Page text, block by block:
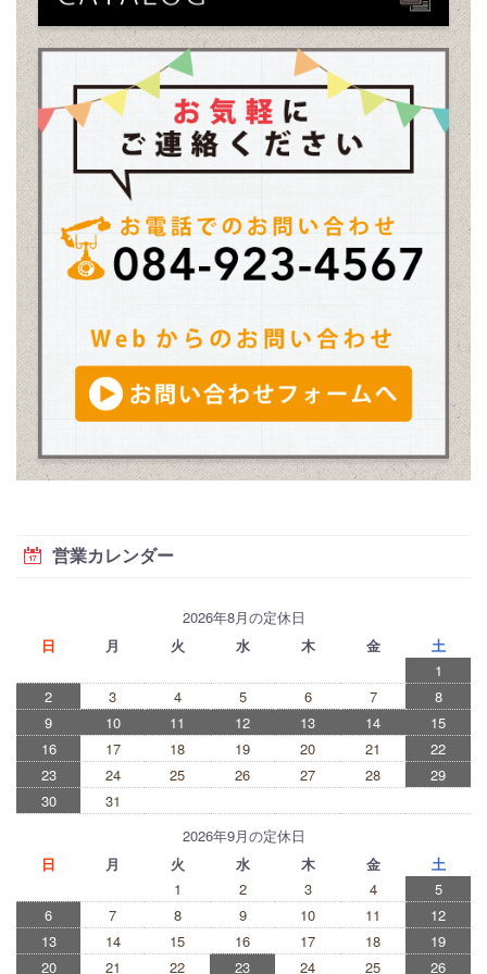
営業カレンダー
2026年8月の定休日
日
月 火 水 木 金
土
1
2
3 4 5 6 7
8
9
10 11 12 13 14
15
16
17 18 19 20 21
22
23
24 25 26 27 28
29
30
31
2026年9月の定休日
日
月 火 水 木 金
土
1
2 3 4
5
6
7 8 9 10 11
12
13
14 15 16 17 18
19
20
21 22 23 24 25 26